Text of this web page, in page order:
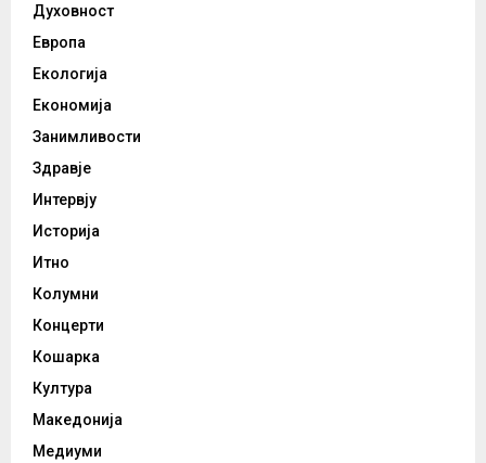
Духовност
Европа
Екологија
Економија
Занимливости
Здравје
Интервју
Историја
Итно
Колумни
Концерти
Кошарка
Култура
Македонија
Медиуми